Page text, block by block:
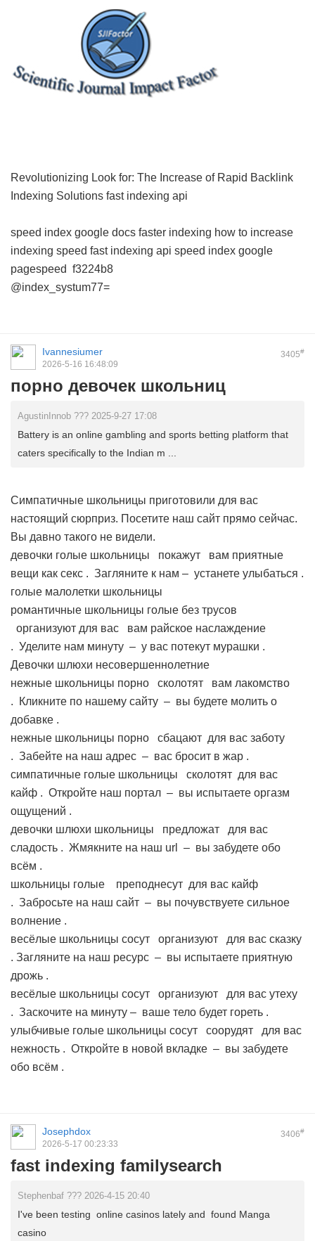
Revolutionizing Look for: The Increase of Rapid Backlink
Indexing Solutions fast indexing api
speed index google docs faster indexing how to increase
indexing speed fast indexing api speed index google
pagespeed f3224b8
@index_systum77=
3405#
Ivannesiumer
2026-5-16 16:48:09
порно девочек школьниц
AgustinInnob ??? 2025-9-27 17:08
Battery is an online gambling and sports betting platform that
caters specifically to the Indian m ...
Симпатичные школьницы приготовили для вас
настоящий сюрприз. Посетите наш сайт прямо сейчас.
Вы давно такого не видели.
девочки голые школьницы
покажут вам приятные
вещи как секс . Загляните к нам – устанете улыбаться .
голые малолетки школьницы
романтичные школьницы голые без трусов
организуют для вас вам райское наслаждение
. Уделите нам минуту – у вас потекут мурашки .
Девочки шлюхи несовершеннолетние
нежные школьницы порно
сколотят вам лакомство
. Кликните по нашему сайту – вы будете молить о
добавке .
нежные школьницы порно
сбацают для вас заботу
. Забейте на наш адрес – вас бросит в жар .
симпатичные голые школьницы
сколотят для вас
кайф . Откройте наш портал – вы испытаете оргазм
ощущений .
девочки шлюхи школьницы
предложат для вас
сладость . Жмякните на наш url – вы забудете обо
всём .
школьницы голые
преподнесут для вас кайф
. Забросьте на наш сайт – вы почувствуете сильное
волнение .
весёлые школьницы сосут
организуют для вас сказку
. Загляните на наш ресурс – вы испытаете приятную
дрожь .
весёлые школьницы сосут
организуют для вас утеху
. Заскочите на минуту – ваше тело будет гореть .
улыбчивые голые школьницы сосут
соорудят для вас
нежность . Откройте в новой вкладке – вы забудете
обо всём .
3406#
Josephdox
2026-5-17 00:23:33
fast indexing familysearch
Stephenbaf ??? 2026-4-15 20:40
I've been testing online casinos lately and found Manga
casino